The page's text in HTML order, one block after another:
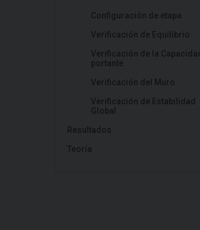
Configuración de etapa
Verificación de Equilibrio
Verificación de la Capacidad
portante
Verificación del Muro
Verificación de Estabilidad
Global
Resultados
Teoría